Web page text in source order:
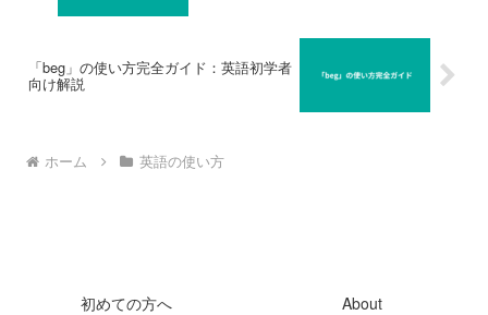
「beg」の使い方完全ガイド：英語初学者
向け解説
ホーム 英語の使い方
初めての方へ About